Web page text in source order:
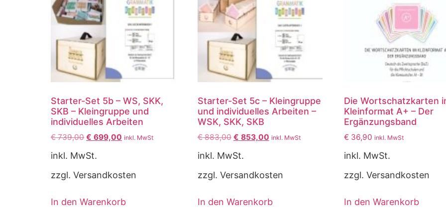
Starter-Set 5b – WS, SKK,
SKB – Kleingruppe und
individuelles Arbeiten
€739,00 € 699,00 inkl. MwSt
inkl. MwSt.
zzgl. Versandkosten
In den Warenkorb
Starter-Set 5c – Kleingruppe
und individuelles Arbeiten –
WSK, SKK, SKB
€883,00 € 853,00 inkl. MwSt
inkl. MwSt.
zzgl. Versandkosten
In den Warenkorb
Die Wortschatzkarten
Kleinformat A+ – Der
Ergänzungsband
€ 36,90 inkl. MwSt
inkl. MwSt.
zzgl. Versandkosten
In den Warenkorb